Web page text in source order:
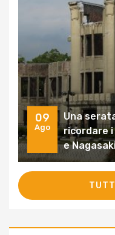
09
Ago
Una
ricordare
e